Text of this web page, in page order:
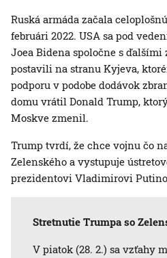
Ruská armáda začala
februári 2022. USA sa pod
Joea Bidena spoločne s
postavili na stranu Kyjeva,
podporu v podobe dodávok
domu vrátil Donald Trump,
Moskve zmenil.
Trump tvrdí, že chce vojnu čo
Zelenského a vystupuje
prezidentovi Vladimirovi
Stretnutie Trumpa so
V piatok (28. 2.) sa vzťahy